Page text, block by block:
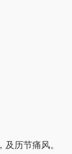
历节痛风。